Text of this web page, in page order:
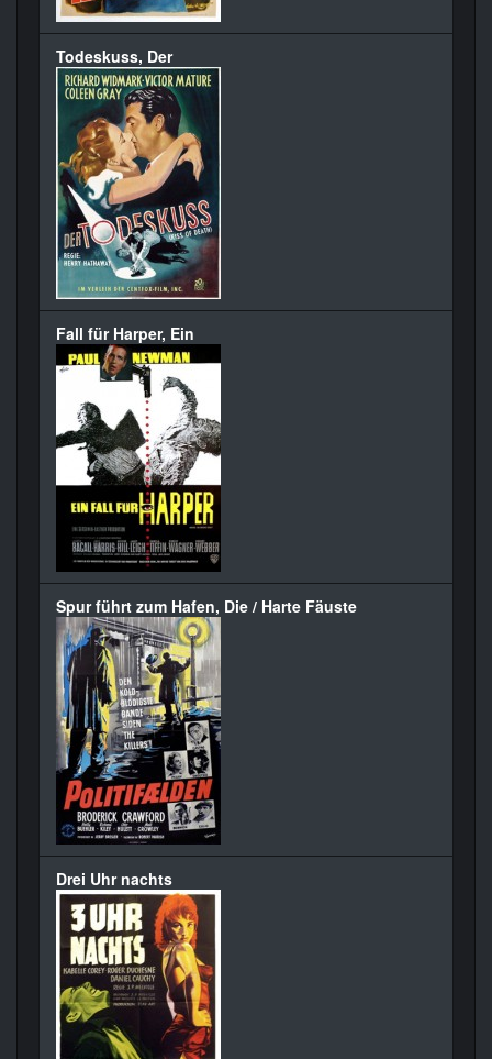
Todeskuss, Der
Fall für Harper, Ein
Spur führt zum Hafen, Die / Harte Fäuste
Drei Uhr nachts